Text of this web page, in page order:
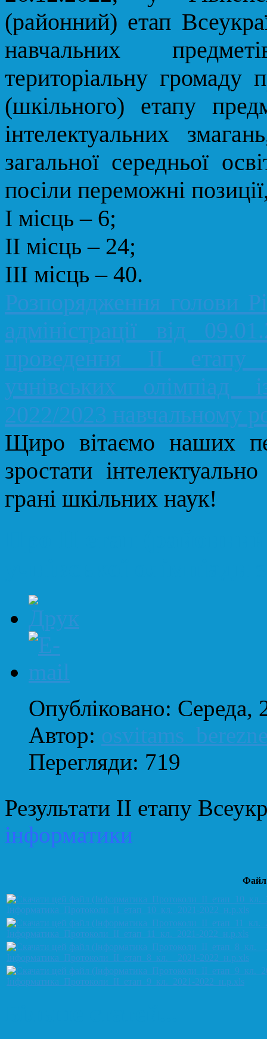
(районний) етап
навчальних
територіальну громаду
(шкільного) етапу
інтелектуальних
загальної середньої
посіли переможні
І місць – 6;
ІІ місць – 24;
ІІІ місць – 40.
Розпорядження голови
адміністрації від
проведення ІІ етапу
учнівських олімпіад
2022/2023 навчальному
Щиро вітаємо наших
зростати
грані шкільних наук!
Опубліковано: Середа,
Автор:
Перегляди: 719
Результати ІІ етапу
інформатики
Файл
Iнформатика_Протоколи_II_етап_10_кл._2021-2022_н.р.xls
Iнформатика_Протоколи_II_етап_11_кл._2021-2022_н.р.xls
Iнформатика_Протоколи_II_етап_8_кл.__2021-2022_н.р.xls
Iнформатика_Протоколи_II_етап_9_кл._2021-2022_н.р.xls